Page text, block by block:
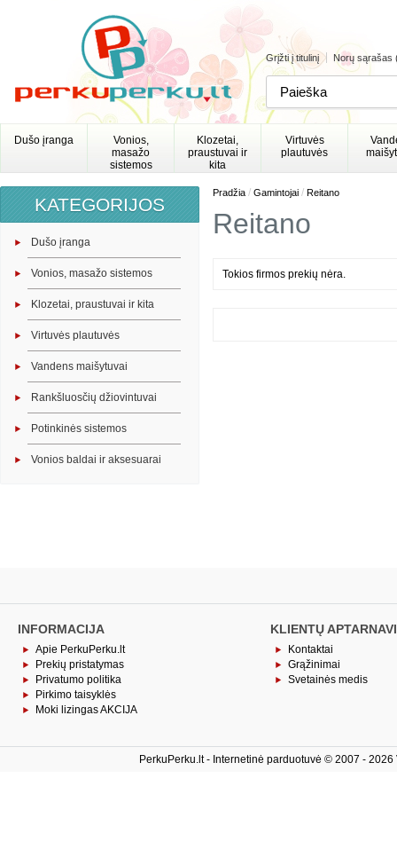
Grįžti į titulinį Norų sąrašas
Dušo įranga
Vonios,
masažo
sistemos
Klozetai,
praustuvai ir
kita
Virtuvės
plautuvės
KATEGORIJOS
Dušo įranga
Vonios, masažo sistemos
Klozetai, praustuvai ir kita
Virtuvės plautuvės
Vandens maišytuvai
Rankšluosčių džiovintuvai
Potinkinės sistemos
Vonios baldai ir aksesuarai
Pradžia / Gamintojai / Reitano
Reitano
Tokios firmos prekių nėra.
INFORMACIJA
Apie PerkuPerku.lt
Prekių pristatymas
Privatumo politika
Pirkimo taisyklės
Moki lizingas AKCIJA
KLIENTŲ
Kontaktai
Grąžinimai
Svetainės medis
PerkuPerku.lt - Internetinė parduotuvė © 2007 -